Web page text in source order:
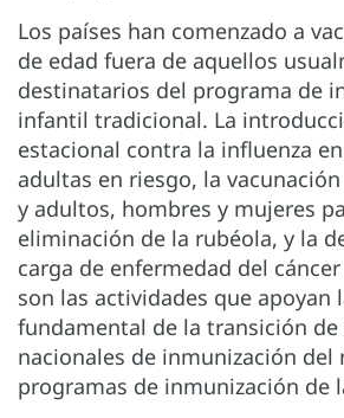
Los países han comenzado a
de edad fuera de aquellos
destinatarios del programa de
infantil tradicional. La
estacional contra la influenza
adultas en riesgo, la
y adultos, hombres y mujeres
eliminación de la rubéola, y la
carga de enfermedad del
son las actividades que apoyan
fundamental de la transición
nacionales de inmunización del
programas de inmunización de